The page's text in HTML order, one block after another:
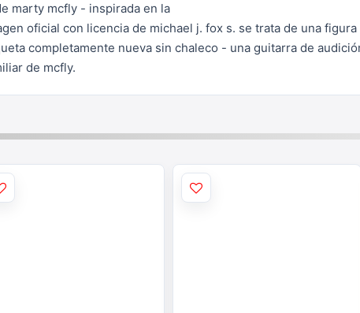
marty mcfly - inspirada en la
oficial con licencia de michael j. fox s. se trata de una
completamente nueva sin chaleco - una guitarra de
de mcfly.